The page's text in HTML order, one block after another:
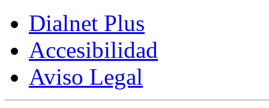
Dialnet Plus
Accesibilidad
Aviso Legal